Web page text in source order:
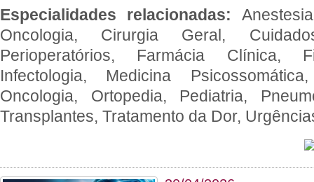
Especialidades relacionadas:
Oncologia, Cirurgia Geral,
Perioperatórios, Farmácia Clínica,
Infectologia, Medicina
Oncologia, Ortopedia, Pediatria,
Transplantes, Tratamento da Dor,